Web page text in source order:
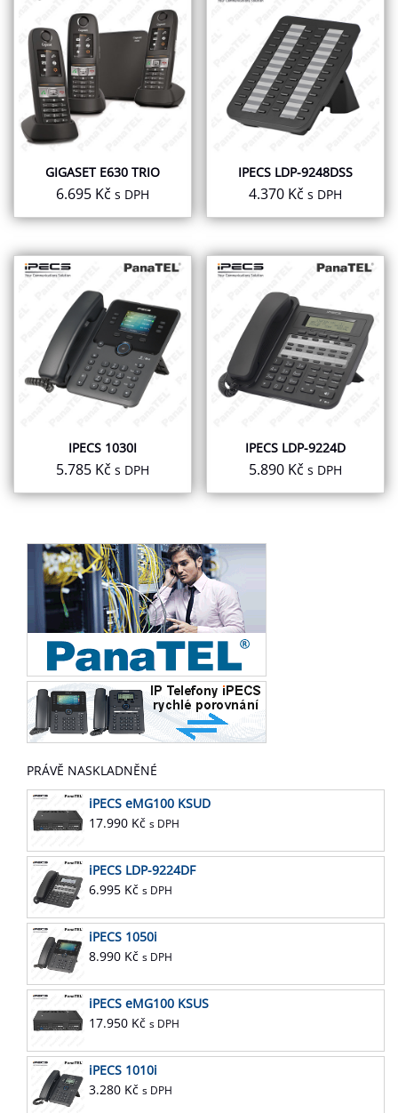
GIGASET E630 TRIO
6.695 Kč s DPH
IPECS LDP-9248DSS
4.370 Kč s DPH
IPECS 1030I
5.785 Kč s DPH
IPECS LDP-9224D
5.890 Kč s DPH
PRÁVĚ NASKLADNĚNÉ
iPECS eMG100 KSUD
17.990 Kč s DPH
iPECS LDP-9224DF
6.995 Kč s DPH
iPECS 1050i
8.990 Kč s DPH
iPECS eMG100 KSUS
17.950 Kč s DPH
iPECS 1010i
3.280 Kč s DPH